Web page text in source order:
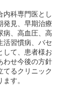
内科専門医とし
発見、早期治療
病、高血圧、高
活習慣病、バセ
して、患者様お
わせ今後の方針
てるクリニック
す。